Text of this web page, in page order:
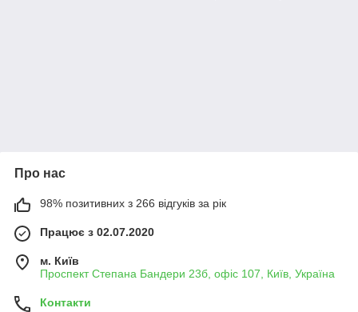
Про нас
98% позитивних з 266 відгуків за рік
Працює з 02.07.2020
м. Київ
Проспект Степана Бандери 23б, офіс 107, Київ, Україна
Контакти